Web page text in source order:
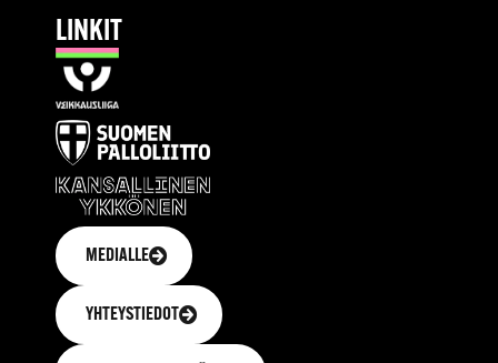
LINKIT
MEDIALLE
YHTEYSTIEDOT